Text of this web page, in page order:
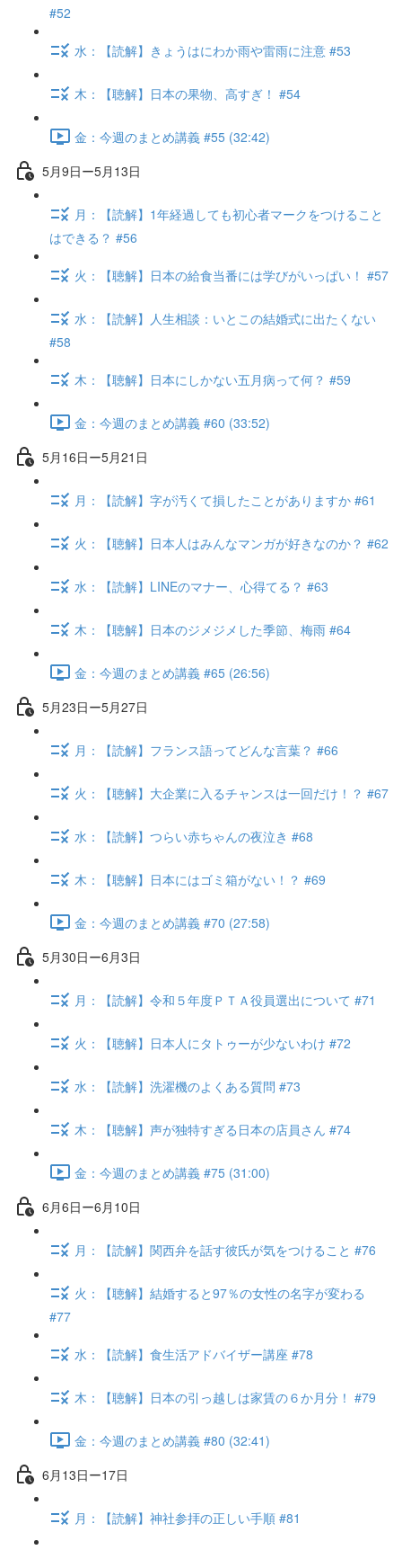
#52
水：【読解】きょうはにわか雨や雷雨に注意 #53
木：【聴解】日本の果物、高すぎ！ #54
金：今週のまとめ講義 #55 (32:42)
5月9日ー5月13日
月：【読解】1年経過しても初心者マークをつけること
はできる？ #56
火：【聴解】日本の給食当番には学びがいっぱい！ #57
水：【読解】人生相談：いとこの結婚式に出たくない
#58
木：【聴解】日本にしかない五月病って何？ #59
金：今週のまとめ講義 #60 (33:52)
5月16日ー5月21日
月：【読解】字が汚くて損したことがありますか #61
火：【聴解】日本人はみんなマンガが好きなのか？ #62
水：【読解】LINEのマナー、心得てる？ #63
木：【聴解】日本のジメジメした季節、梅雨 #64
金：今週のまとめ講義 #65 (26:56)
5月23日ー5月27日
月：【読解】フランス語ってどんな言葉？ #66
火：【聴解】大企業に入るチャンスは一回だけ！？ #67
水：【読解】つらい赤ちゃんの夜泣き #68
木：【聴解】日本にはゴミ箱がない！？ #69
金：今週のまとめ講義 #70 (27:58)
5月30日ー6月3日
月：【読解】令和５年度ＰＴＡ役員選出について #71
火：【聴解】日本人にタトゥーが少ないわけ #72
水：【読解】洗濯機のよくある質問 #73
木：【聴解】声が独特すぎる日本の店員さん #74
金：今週のまとめ講義 #75 (31:00)
6月6日ー6月10日
月：【読解】関西弁を話す彼氏が気をつけること #76
火：【聴解】結婚すると97％の女性の名字が変わる
#77
水：【読解】食生活アドバイザー講座 #78
木：【聴解】日本の引っ越しは家賃の６か月分！ #79
金：今週のまとめ講義 #80 (32:41)
6月13日ー17日
月：【読解】神社参拝の正しい手順 #81